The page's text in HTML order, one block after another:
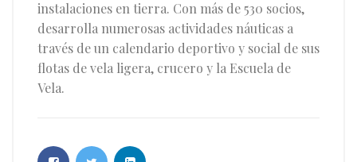
instalaciones en tierra. Con más de 530 socios,
desarrolla numerosas actividades náuticas a
través de un calendario deportivo y social de sus
flotas de vela ligera, crucero y la Escuela de
Vela.